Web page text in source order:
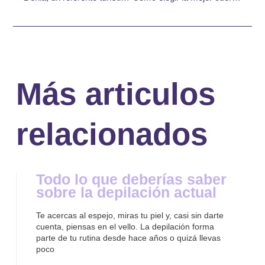
Más articulos
relacionados
Todo lo que deberías saber
sobre la depilación actual
Te acercas al espejo, miras tu piel y, casi sin darte
cuenta, piensas en el vello. La depilación forma
parte de tu rutina desde hace años o quizá llevas
poco